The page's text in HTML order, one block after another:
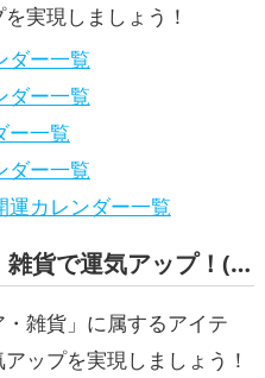
実現しましょう！
ダー一覧
ダー一覧
ー一覧
ダー一覧
運カレンダー一覧
運, 結婚運, 金運, 仕事運, 総合運・全体運)
雑貨」に属するアイテ
ップを実現しましょう！